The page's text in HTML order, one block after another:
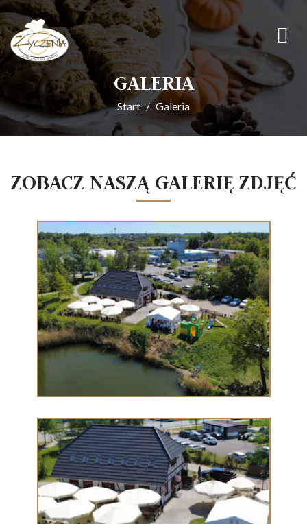
GALERIA
Start Galeria
ZOBACZ NASZĄ GALERIĘ ZDJĘĆ